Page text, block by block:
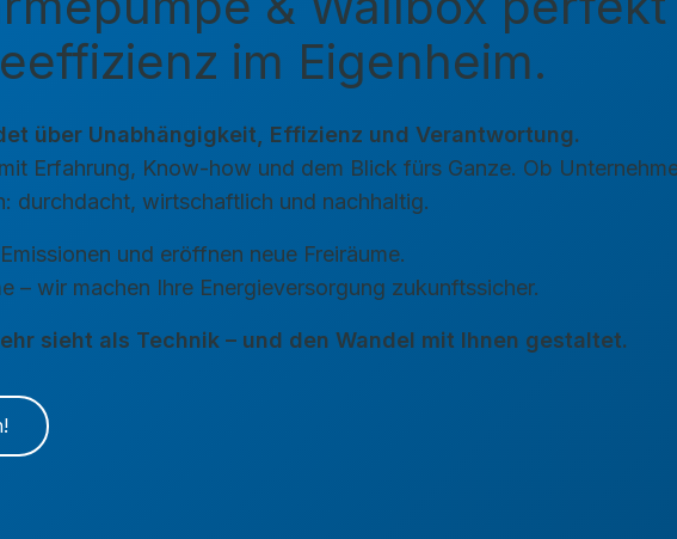
im Eigenheim.
über Unabhängigkeit, Effizienz und Verantwortung.
Erfahrung, Know-how und dem Blick fürs Ganze. Ob
durchdacht, wirtschaftlich und nachhaltig.
und eröffnen neue Freiräume.
– wir machen Ihre Energieversorgung zukunftssicher.
sieht als Technik – und den Wandel mit Ihnen gestaltet.